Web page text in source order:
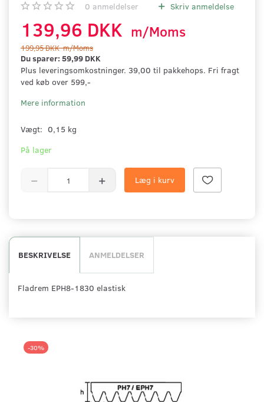
0 anmeldelser Skriv anmeldelse
139,96 DKK m/Moms
199,95 DKKm/Moms
Du sparer: 59,99 DKK
Plus leveringsomkostninger. 39,00 til pakkehops. Fri fragt
ved køb over 599,-
Mere information
Vægt: 0,15 kg
På lager
Læg i kurv
BESKRIVELSE ANMELDELSER
Fladrem EPH8-1830 elastisk
-30%